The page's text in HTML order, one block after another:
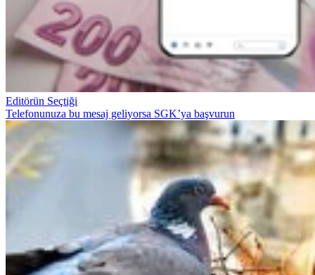
Editörün Seçtiği
Telefonunuza bu mesaj geliyorsa SGK’ya başvurun